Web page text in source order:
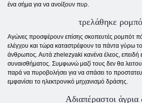
ένα σήμα για να ανοίξουν πυρ.
τρελάθηκε
Αγώνες προσφέρουν επίσης σκοπευτές ρομπότ
ελέγχου και τώρα καταστρέφουν τα πάντα γύρω
άνθρωπος. Αυτά zhelezyaki κανένα έλεος, επειδή
συναισθήματος. Συμφωνώ μαζί τους δεν θα
παρά να πυροβολήσει για να σπάσει το
εμφανίσει το ηλεκτρονικό μηχανισμό δράσης.
Αδιαπέραστοι άγρια